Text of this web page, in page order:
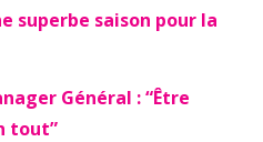
superbe saison pour la
Général : “Être
tout”